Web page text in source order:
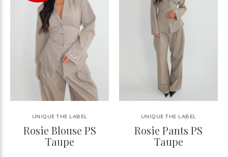
UNIQUE THE LABEL
Rosie Blouse PS
Taupe
UNIQUE THE LABEL
Rosie Pants PS
Taupe